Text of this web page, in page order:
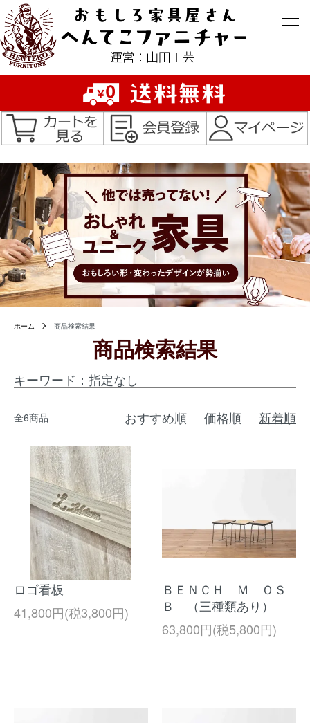
ホーム 商品検索結果
商品検索結果
キーワード：指定なし
全6商品 おすすめ順 価格順 新着順
ロゴ看板
41,800円(税3,800円)
ＢＥＮＣＨ Ｍ ＯＳ
Ｂ （三種類あり）
63,800円(税5,800円)